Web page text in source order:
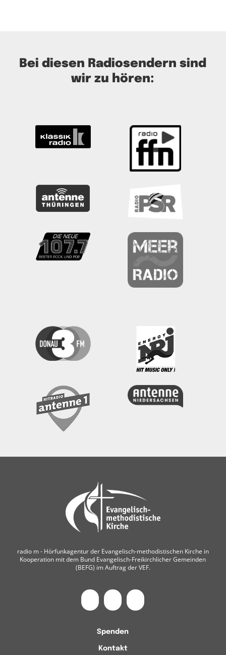
Bei diesen Radiosendern sind
wir zu hören:
radio m ‐ Hörfunkagentur der Evangelisch-methodistischen Kirche in
Kooperation mit dem Bund Evangelisch-Freikirchlicher Gemeinden
(BEFG) im Auftrag der VEF.
Spenden
Kontakt